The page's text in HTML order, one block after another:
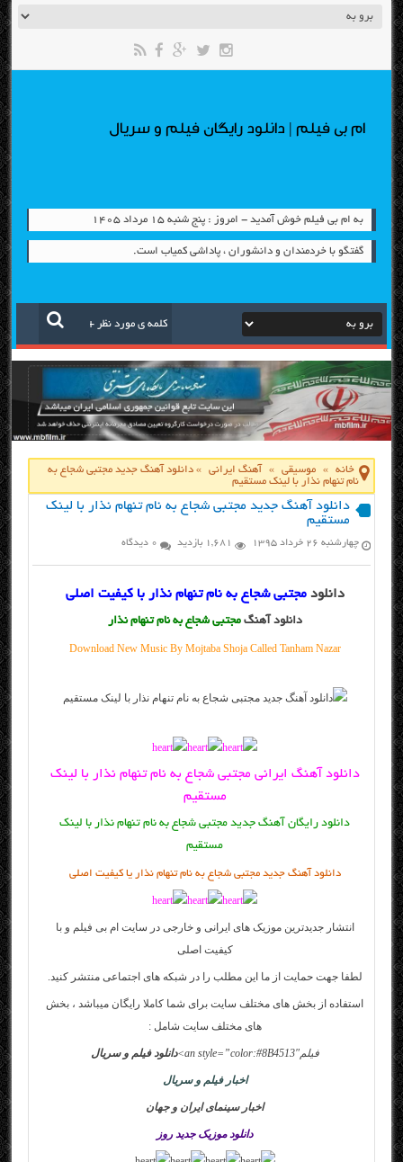
ام بی فیلم | دانلود رایگان فیلم و سریال
به ام بی فیلم خوش آمدید - امروز : پنج شنبه ۱۵ مرداد ۱۴۰۵
گفتگو با خردمندان و دانشوران ، پاداشی کمیاب است.
خانه » موسیقی » آهنگ ایرانی »دانلود آهنگ جدید مجتبی شجاع به
نام تنهام نذار با لینک مستقیم
دانلود آهنگ جدید مجتبی شجاع به نام تنهام نذار با لینک
مستقیم
چهارشنبه ۲۶ خرداد ۱۳۹۵ 1,681 بازدید 0 دیدگاه
دانلود مجتبی شجاع به نام تنهام نذار با کیفیت اصلی
دانلود آهنگ مجتبی شجاع به نام تنهام نذار
Download New Music By Mojtaba Shoja Called Tanham Nazar
دانلود آهنگ ایرانی مجتبی شجاع به نام تنهام نذار با لینک
مستقیم
دانلود رایگان آهنگ جدید مجتبی شجاع به نام تنهام نذار با لینک
مستقیم
دانلود آهنگ جدید مجتبی شجاع به نام تنهام نذار یا کیفیت اصلی
انتشار جدیدترین موزیک های ایرانی و خارجی در سایت ام بی فیلم و با
کیفیت اصلی
لطفا جهت حمایت از ما این مطلب را در شبکه های اجتماعی منتشر کنید.
استفاده از بخش های مختلف سایت برای شما کاملا رایگان میباشد ، بخش
های مختلف سایت شامل :
فیلمan style=”color:#8B4513″> دانلود فیلم و سریال
اخبار فیلم و سریال
اخبار سینمای ایران و جهان
دانلود موزیک جدید روز